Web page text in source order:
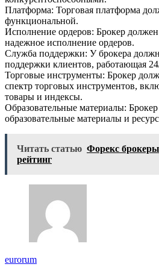
Платформа: Торговая платформа
функциональной.
Исполнение ордеров: Брокер
надежное исполнение ордеров.
Служба поддержки: У брокера
поддержки клиентов, работающая
Торговые инструменты: Брокер
спектр торговых инструментов,
товары и индексы.
Образовательные материалы:
образовательные материалы и
Читать статью Форекс
рейтинг
eurorum